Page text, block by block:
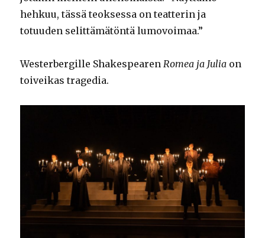
hehkuu, tässä teoksessa on teatterin ja
totuuden selittämätöntä lumovoimaa.”
Westerbergille ShakespearenRomea ja Julia on
toiveikas tragedia.